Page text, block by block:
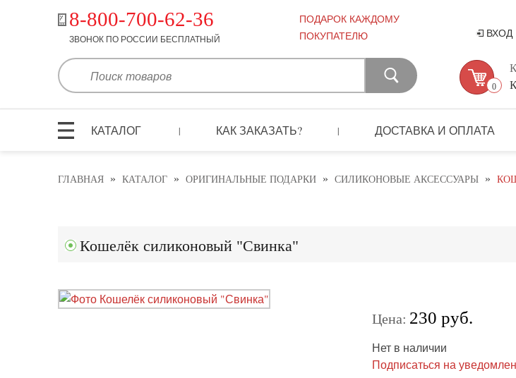
8-800-700-62-36
ЗВОНОК ПО РОССИИ БЕСПЛАТНЫЙ
ПОДАРОК КАЖДОМУ
ПОКУПАТЕЛЮ
ВХОД
0
КАТАЛОГ | КАК ЗАКАЗАТЬ? | ДОСТАВКА И ОПЛАТА
ГЛАВНАЯ » КАТАЛОГ » ОРИГИНАЛЬНЫЕ ПОДАРКИ » СИЛИКОНОВЫЕ АКСЕССУАРЫ »
Кошелёк силиконовый "Свинка"
Цена: 230 руб.
Нет в наличии
Подписаться на